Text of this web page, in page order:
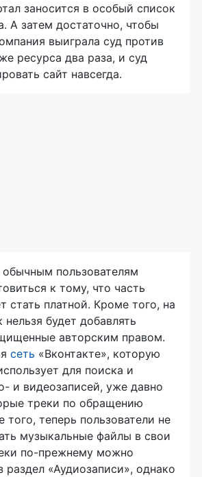
заносится в особый список
А затем достаточно, чтобы
выиграла суд против
ресурса два раза, и суд
сайт навсегда.
пользователям
к тому, что часть
стать платной. Кроме того, на
будет добавлять
авторским правом.
сеть «Вконтакте», которую
для поиска и
и видеозаписей, уже давно
треки по обращению
того, теперь пользователи не
музыкальные файлы в свои
по-прежнему можно
раздел «Аудиозаписи», однако